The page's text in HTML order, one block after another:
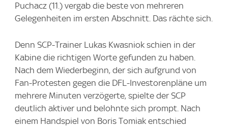
Puchacz (11.) vergab die beste von mehreren
Gelegenheiten im ersten Abschnitt. Das rächte sich.
Denn SCP-Trainer Lukas Kwasniok schien in der
Kabine die richtigen Worte gefunden zu haben.
Nach dem Wiederbeginn, der sich aufgrund von
Fan-Protesten gegen die DFL-Investorenpläne um
mehrere Minuten verzögerte, spielte der SCP
deutlich aktiver und belohnte sich prompt. Nach
einem Handspiel von Boris Tomiak entschied